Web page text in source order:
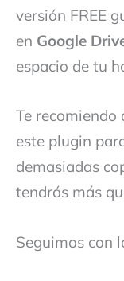
versión FREE
en Google
espacio de tu
Te recomiendo
este plugin
demasiadas
tendrás más
Seguimos con